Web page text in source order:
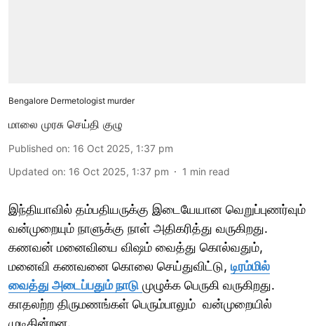
Bengalore Dermetologist murder
மாலை முரசு செய்தி குழு
Published on: 16 Oct 2025, 1:37 pm
Updated on: 16 Oct 2025, 1:37 pm 1 min read
இந்தியாவில் தம்பதியருக்கு இடையேயான வெறுப்புணர்வும்
வன்முறையும் நாளுக்கு நாள் அதிகரித்து வருகிறது.
கணவன் மனைவியை விஷம் வைத்து கொல்வதும்,
மனைவி கணவனை கொலை செய்துவிட்டு, டிரம்மில்
வைத்து அடைப்பதும் நாடு முழுக்க பெருகி வருகிறது.
காதலற்ற திருமணங்கள் பெரும்பாலும் வன்முறையில்
முடிகின்றன.